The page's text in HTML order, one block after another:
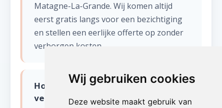
Wij gebruiken cookies
Deze website maakt gebruik van
Matagne-La-Grande. Wij komen altijd
eerst gratis langs voor een bezichtiging
en stellen een eerlijke offerte op zonder
verborgen kosten.
Hoe snel kunnen jullie starten met
verhuizen in Matagne-La-Grande?